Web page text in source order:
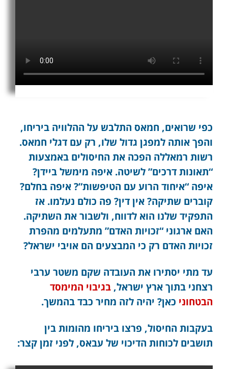
כפי שרואים, חמאס התלבש על ההלוויה ביריחו,
והפך אותה למפגן גדול שלו, רק עם דגלי חמאס.
רשות רמאללה הפכה את החיסולים באמצעות
“תאונות דרכים” לשיטה. איפה מימשל ביידן?
איפה “איחוד הרוע עם הטיפשות”? איפה בחלם?
קוברים שתיקה? אין דין? פה כולם נעלמו. אז
התפקיד שלנו הוא לדווח, ולשבור את השתיקה.
האם ארגוני “זכויות האדם” מתעלמים מהפרת
זכויות האדם רק כי המבצעים הם אויבי ישראל?
עד מתי יסתירו את העובדה שקם משטר ערבי
רצחני בתוך ארץ ישראל, בגיבוי המימסד
הבטחוני כאן? יהיה לזה מחיר כבד בהמשך.
בעקבות החיסול, פרצו ביריחו מהומות בין
תושבים לכוחות הדיכוי של עבאס, לפני זמן קצר: